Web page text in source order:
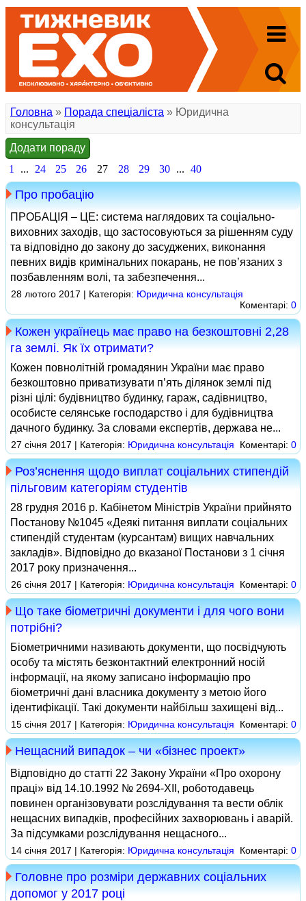
Головна » Порада спеціаліста » Юридична
консультація
Додати пораду
1
... 24 25 26 27 28 29 30 ... 40
Про пробацію
ПРОБАЦІЯ – ЦЕ: система наглядових та соціально-
виховних заходів, що застосовуються за рішенням суду
та відповідно до закону до засуджених, виконання
певних видів кримінальних покарань, не пов’язаних з
позбавленням волі, та забезпечення...
28 лютого 2017 | Категорія: Юридична консультація
Коментарі: 0
Кожен українець має право на безкоштовні 2,28
га землі. Як їх отримати?
Кожен повнолітній громадянин України має право
безкоштовно приватизувати п’ять ділянок землі під
різні цілі: будівництво будинку, гараж, садівництво,
особисте селянське господарство і для будівництва
дачного будинку. За словами експертів, держава не...
27 січня 2017 | Категорія: Юридична консультація Коментарі: 0
Роз’яснення щодо виплат соціальних стипендій
пільговим категоріям студентів
28 грудня 2016 р. Кабінетом Міністрів України прийнято
Постанову №1045 «Деякі питання виплати соціальних
стипендій студентам (курсантам) вищих навчальних
закладів». Відповідно до вказаної Постанови з 1 січня
2017 року призначення...
26 січня 2017 | Категорія: Юридична консультація Коментарі: 0
Що таке біометричні документи і для чого вони
потрібні?
Біометричними називають документи, що посвідчують
особу та містять безконтактний електронний носій
інформації, на якому записано інформацію про
біометричні дані власника документу з метою його
ідентифікації. Такі документи найбільш захищені від...
15 січня 2017 | Категорія: Юридична консультація Коментарі: 0
Нещасний випадок – чи «бізнес проект»
Відповідно до статті 22 Закону України «Про охорону
праці» від 14.10.1992 № 2694-XII, роботодавець
повинен організовувати розслідування та вести облік
нещасних випадків, професійних захворювань і аварій.
За підсумками розслідування нещасного...
14 січня 2017 | Категорія: Юридична консультація Коментарі: 0
Головне про розміри державних соціальних
допомог у 2017 році